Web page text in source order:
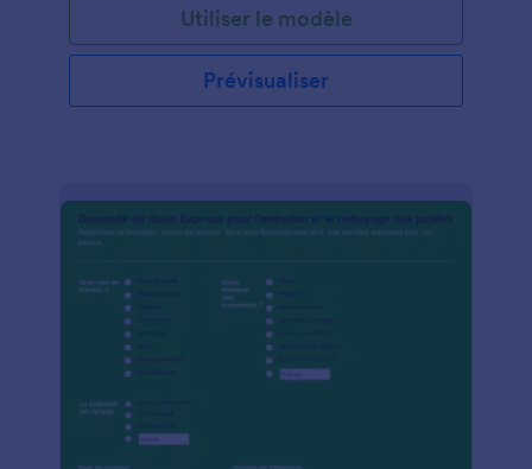
Utiliser le modèle
Prévisualiser